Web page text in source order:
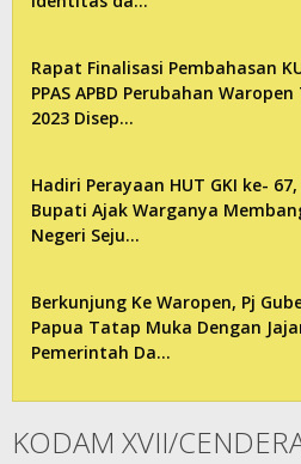
Rapat Finalisasi Pembahasan
PPAS APBD Perubahan
2023 Disep…
Hadiri Perayaan HUT GKI ke-
Bupati Ajak Warganya
Negeri Seju…
Berkunjung Ke Waropen, Pj
Papua Tatap Muka Dengan
Pemerintah Da…
KODAM XVII/